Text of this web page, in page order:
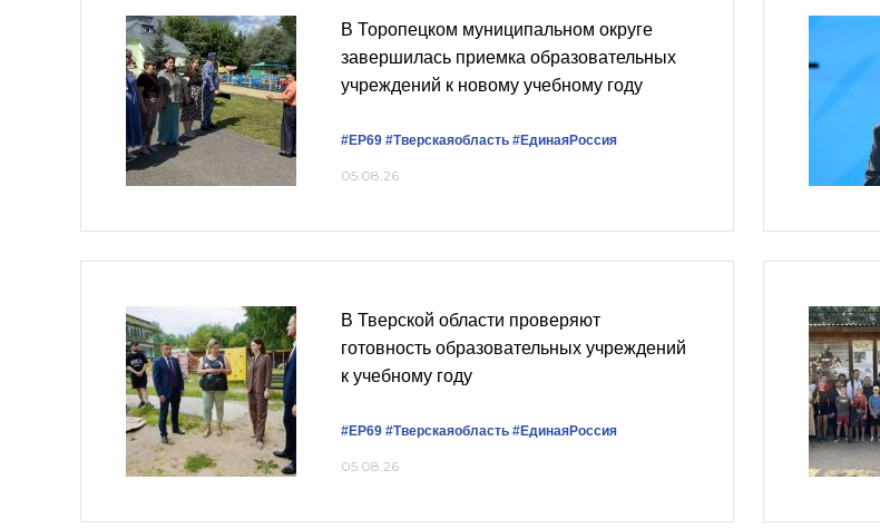
В Торопецком муниципальном округе
завершилась приемка образовательных
учреждений к новому учебному году
#ЕР69 #Тверскаяобласть #‎ЕдинаяРоссия
05.08.26
В Тверской области проверяют
готовность образовательных учреждений
к учебному году
#ЕР69 #Тверскаяобласть #ЕдинаяРоссия
05.08.26